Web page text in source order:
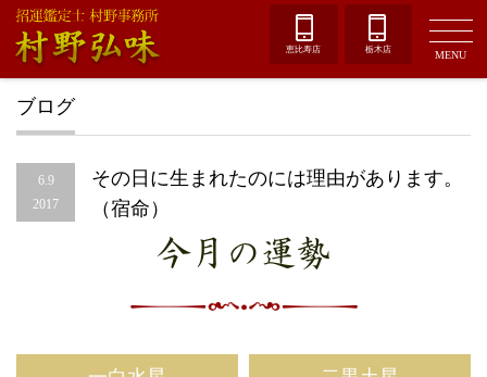
恵比寿店 栃木店 MENU
ブログ
6.9
2017
その日に生まれたのには理由があります。
（宿命）
今月の運勢